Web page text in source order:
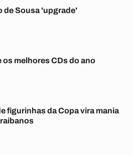
de Sousa 'upgrade'
os melhores CDs do ano
figurinhas da Copa vira mania